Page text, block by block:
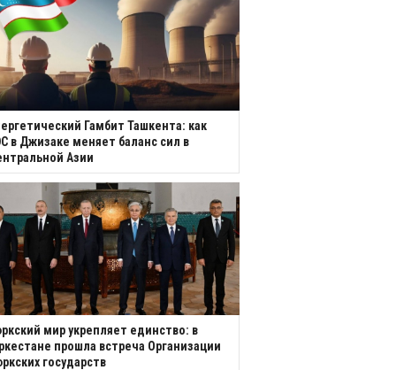
Гамбит Ташкента: как
в Джизаке меняет баланс сил в
Азии
мир укрепляет единство: в
прошла встреча Организации
государств